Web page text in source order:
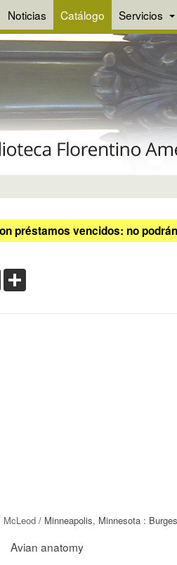
Noticias Catálogo Servicios
préstamos vencidos: no
Copy
Link
McLeod / Minneapolis, Minnesota :
Avian anatomy